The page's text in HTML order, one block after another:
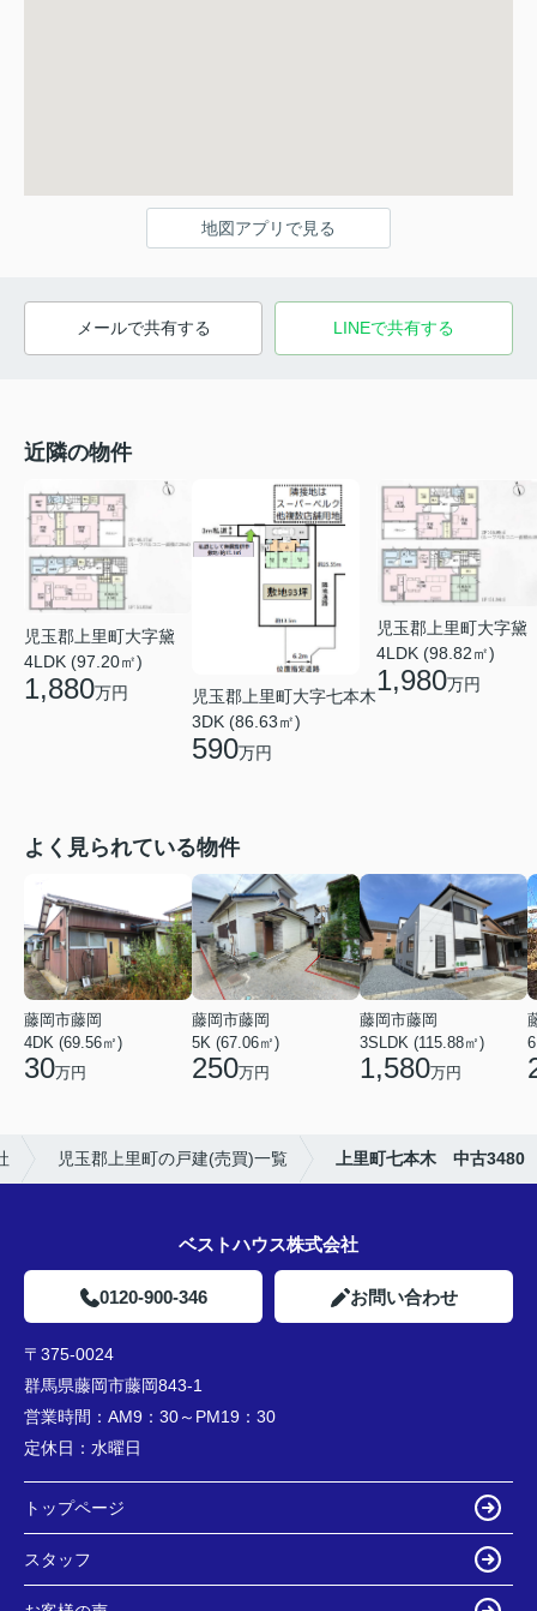
地図アプリで見る
メールで共有する LINEで共有する
近隣の物件
児玉郡上里町大字黛
4LDK (97.20㎡)
1,880万円
児玉郡上里町大字七本木
3DK (86.63㎡)
590万円
児玉郡上里町大字黛
4LDK (98.82㎡)
1,980万円
よく見られている物件
藤岡市藤岡
4DK (69.56㎡)
30万円
藤岡市藤岡
5K (67.06㎡)
250万円
藤岡市藤岡
3SLDK (115.88㎡)
1,580万円
児玉郡上里町の戸建(売買)一覧 上里町七本木 中古3480
ベストハウス株式会社
0120-900-346 お問い合わせ
〒375-0024
群馬県藤岡市藤岡843-1
営業時間： AM9：30～PM19：30
定休日： 水曜日
トップページ
スタッフ